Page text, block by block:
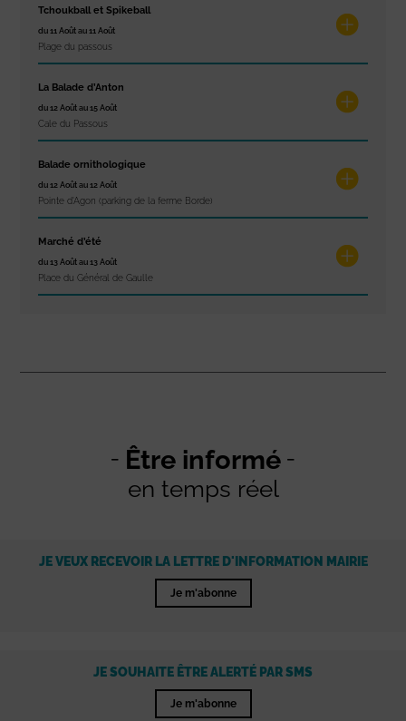
Tchoukball et Spikeball
du 11 Août au 11 Août
Plage du passous
La Balade d’Anton
du 12 Août au 15 Août
Cale du Passous
Balade ornithologique
du 12 Août au 12 Août
Pointe d'Agon (parking de la ferme Borde)
Marché d’été
du 13 Août au 13 Août
Place du Général de Gaulle
Être informé
en temps réel
JE VEUX RECEVOIR LA LETTRE D'INFORMATION MAIRIE
Je m'abonne
JE SOUHAITE ÊTRE ALERTÉ PAR SMS
Je m'abonne